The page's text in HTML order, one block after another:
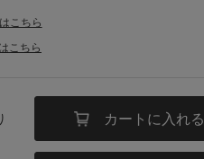
こちら
カートに入れる
こちら